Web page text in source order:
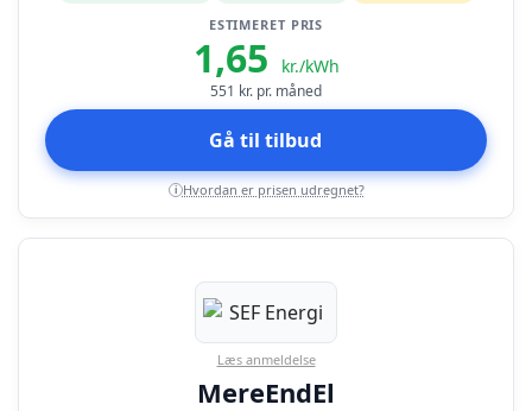
ESTIMERET PRIS
1,65 kr./kWh
551 kr. pr. måned
Gå til tilbud
i Hvordan er prisen udregnet?
Læs anmeldelse
MereEndEl